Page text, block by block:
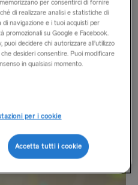
alle 13:30 e dalle 18:15 alle
e dalle 18:45 alle 21:15
per consentirci di fornire
di realizzare analisi e statistiche di
navigazione e i tuoi acquisti per
su Google e Facebook.
decidere chi autorizzare all’utilizzo
desideri consentire. Puoi modificare
in qualsiasi momento.
per i cookie
Accetta tutti i cookie